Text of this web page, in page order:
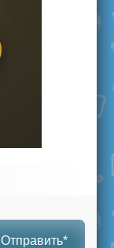
Отправить*